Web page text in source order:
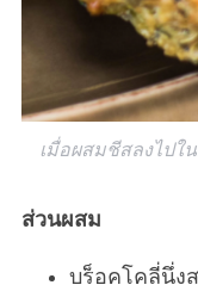
เมื่อผสมชีสลงไปใ
ส่วนผสม
บร็อคโคลี่นึ่ง